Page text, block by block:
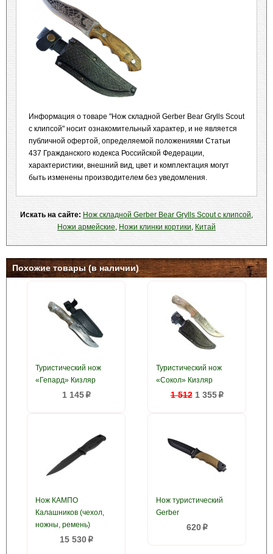
Информация о товаре "Нож складной Gerber Bear Grylls Scout
с клипсой" носит ознакомительный характер, и не является
публичной офертой, определяемой положениями Статьи
437 Гражданского кодекса Российской Федерации,
характеристики, внешний вид, цвет и комплектация могут
быть изменены производителем без уведомления.
Искать на сайте: Нож складной Gerber Bear Grylls Scout с клипсой,
Ножи армейские, Ножи клинки кортики, Китай
Похожие товары (в наличии)
Туристический нож
«Гепард» Кизляр
1 145p
Туристический нож
«Сокол» Кизляр
1 512 1 355p
Нож КАМПО
Калашников (чехол,
ножны, ремень)
15 530p
Нож туристический
Gerber
620p